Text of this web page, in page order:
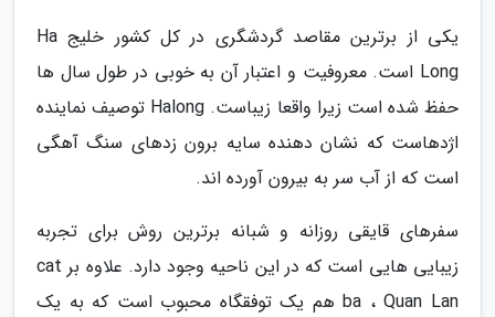
یکی از برترین مقاصد گردشگری در کل کشور خلیج Ha
Long است. معروفیت و اعتبار آن به خوبی در طول سال ها
حفظ شده است زیرا واقعا زیباست. Halong توصیف نماینده
اژدهاست که نشان دهنده سایه برون زدهای سنگ آهگی
است که از آب سر به بیرون آورده اند.
سفرهای قایقی روزانه و شبانه برترین روش برای تجربه
زیبایی هایی است که در این ناحیه وجود دارد. علاوه بر cat
ba ، Quan Lan هم یک توفقگاه محبوب است که به یک